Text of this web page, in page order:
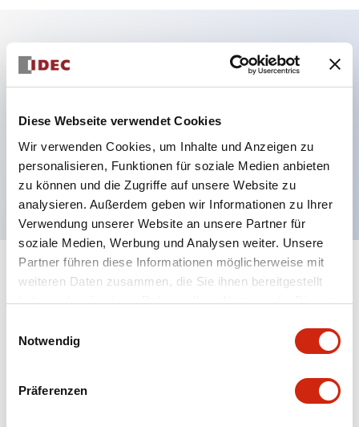
Diese Webseite verwendet Cookies
Wir verwenden Cookies, um Inhalte und Anzeigen zu
personalisieren, Funktionen für soziale Medien anbieten
zu können und die Zugriffe auf unsere Website zu
analysieren. Außerdem geben wir Informationen zu Ihrer
Verwendung unserer Website an unsere Partner für
soziale Medien, Werbung und Analysen weiter. Unsere
Partner führen diese Informationen möglicherweise mit
weiteren Daten zusammen, die Sie ihnen bereitgestellt
haben oder die sie im Rahmen Ihrer Nutzung der Dienste
Notwendig
Präferenzen
Hauptmerkmale
eine hochsichere Stiftzuhaltungsstruktur
Schutzart IP65 (IEC60529)
Spezifikationen Alle erweitern
Electrical Specifications (rated illuminated